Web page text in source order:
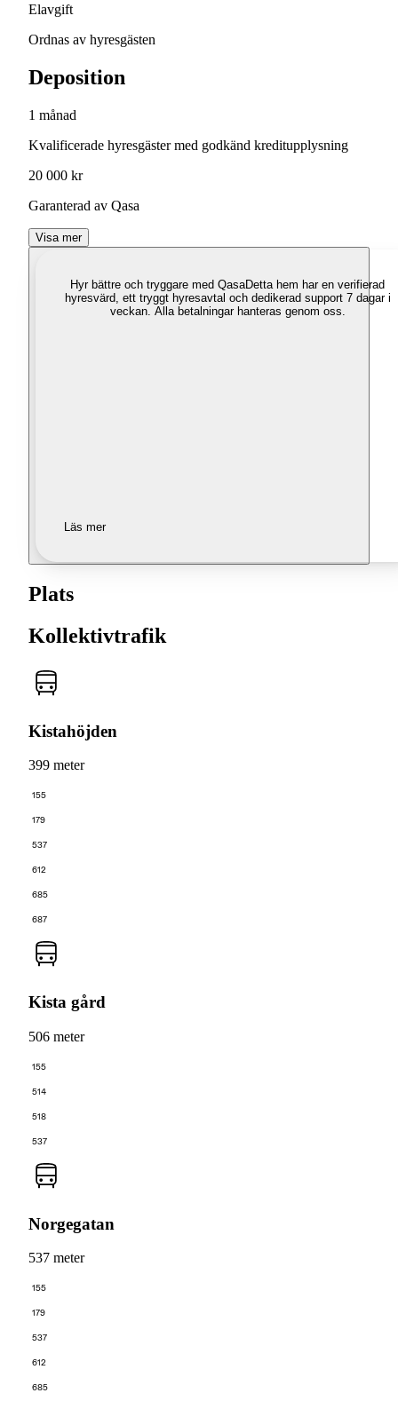
Elavgift
Ordnas av hyresgästen
Deposition
1 månad
Kvalificerade hyresgäster med godkänd kreditupplysning
20 000 kr
Garanterad av Qasa
Visa mer
Hyr bättre och tryggare med QasaDetta hem har en verifierad
hyresvärd, ett tryggt hyresavtal och dedikerad support 7 dagar i
veckan. Alla betalningar hanteras genom oss.
Läs mer
Plats
Kollektivtrafik
Kistahöjden
399 meter
155
179
537
612
685
687
Kista gård
506 meter
155
514
518
537
Norgegatan
537 meter
155
179
537
612
685